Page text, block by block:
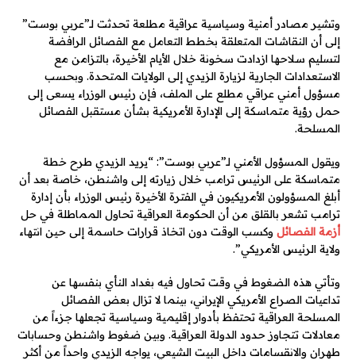
وتشير مصادر أمنية وسياسية عراقية مطلعة تحدثت لـ”عربي بوست”
إلى أن النقاشات المتعلقة بخطط التعامل مع الفصائل الرافضة
لتسليم سلاحها ازدادت سخونة خلال الأيام الأخيرة، بالتزامن مع
الاستعدادات الجارية لزيارة الزيدي إلى الولايات المتحدة. وبحسب
مسؤول أمني عراقي مطلع على الملف، فإن رئيس الوزراء يسعى إلى
حمل رؤية متماسكة إلى الإدارة الأمريكية بشأن مستقبل الفصائل
المسلحة.
ويقول المسؤول الأمني لـ”عربي بوست”: “يريد الزيدي طرح خطة
متماسكة على الرئيس ترامب خلال زيارته إلى واشنطن، خاصة بعد أن
أبلغ المسؤولون الأمريكيون في الفترة الأخيرة رئيس الوزراء بأن إدارة
ترامب تشعر بالقلق من أن الحكومة العراقية تحاول المماطلة في حل
أزمة الفصائل وكسب الوقت دون اتخاذ قرارات حاسمة إلى حين انتهاء
ولاية الرئيس الأمريكي”.
وتأتي هذه الضغوط في وقت تحاول فيه بغداد النأي بنفسها عن
تداعيات الصراع الأمريكي الإيراني، بينما لا تزال بعض الفصائل
المسلحة العراقية تحتفظ بأدوار إقليمية وسياسية تجعلها جزءاً من
معادلات تتجاوز حدود الدولة العراقية. وبين ضغوط واشنطن وحسابات
طهران والانقسامات داخل البيت الشيعي، يواجه الزيدي واحداً من أكثر